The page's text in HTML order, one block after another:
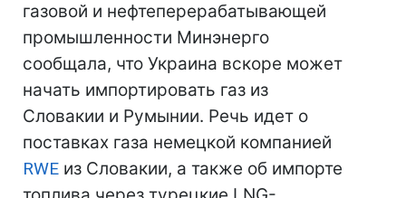
газовой и нефтеперерабатывающей
промышленности Минэнерго
сообщала, что Украина вскоре может
начать импортировать газ из
Словакии и Румынии. Речь идет о
поставках газа немецкой компанией
RWE из Словакии, а также об импорте